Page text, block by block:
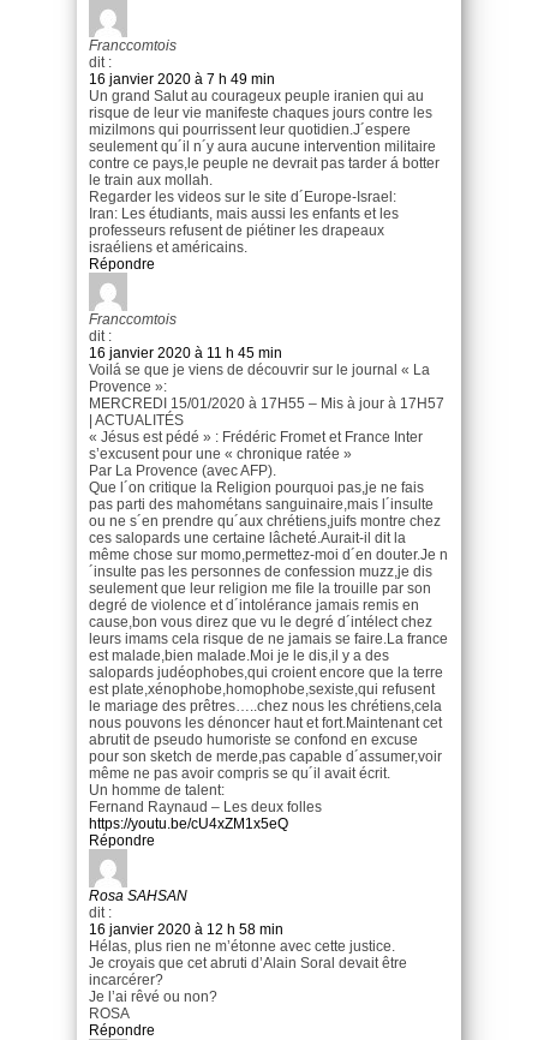
Franccomtois
dit :
16 janvier 2020 à 7 h 49 min
Un grand Salut au courageux peuple iranien qui au
risque de leur vie manifeste chaques jours contre les
mizilmons qui pourrissent leur quotidien.J´espere
seulement qu´il n´y aura aucune intervention militaire
contre ce pays,le peuple ne devrait pas tarder á botter
le train aux mollah.
Regarder les videos sur le site d´Europe-Israel:
Iran: Les étudiants, mais aussi les enfants et les
professeurs refusent de piétiner les drapeaux
israéliens et américains.
Répondre
Franccomtois
dit :
16 janvier 2020 à 11 h 45 min
Voilá se que je viens de découvrir sur le journal « La
Provence »:
MERCREDI 15/01/2020 à 17H55 – Mis à jour à 17H57
| ACTUALITÉS
« Jésus est pédé » : Frédéric Fromet et France Inter
s’excusent pour une « chronique ratée »
Par La Provence (avec AFP).
Que l´on critique la Religion pourquoi pas,je ne fais
pas parti des mahométans sanguinaire,mais l´insulte
ou ne s´en prendre qu´aux chrétiens,juifs montre chez
ces salopards une certaine lâcheté.Aurait-il dit la
même chose sur momo,permettez-moi d´en douter.Je n
´insulte pas les personnes de confession muzz,je dis
seulement que leur religion me file la trouille par son
degré de violence et d´intolérance jamais remis en
cause,bon vous direz que vu le degré d´intélect chez
leurs imams cela risque de ne jamais se faire.La france
est malade,bien malade.Moi je le dis,il y a des
salopards judéophobes,qui croient encore que la terre
est plate,xénophobe,homophobe,sexiste,qui refusent
le mariage des prêtres…..chez nous les chrétiens,cela
nous pouvons les dénoncer haut et fort.Maintenant cet
abrutit de pseudo humoriste se confond en excuse
pour son sketch de merde,pas capable d´assumer,voir
même ne pas avoir compris se qu´il avait écrit.
Un homme de talent:
Fernand Raynaud – Les deux folles
https://youtu.be/cU4xZM1x5eQ
Répondre
Rosa SAHSAN
dit :
16 janvier 2020 à 12 h 58 min
Hélas, plus rien ne m’étonne avec cette justice.
Je croyais que cet abruti d’Alain Soral devait être
incarcérer?
Je l’ai rêvé ou non?
ROSA
Répondre